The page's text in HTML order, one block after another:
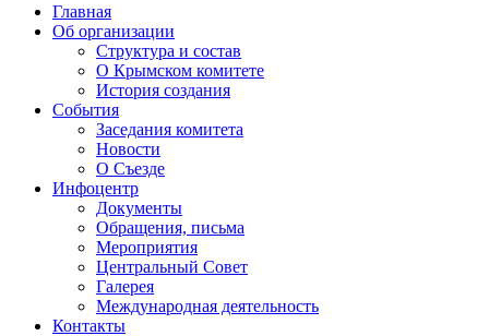
Главная
Об организации
Структура и состав
О Крымском комитете
История создания
События
Заседания комитета
Новости
О Съезде
Инфоцентр
Документы
Обращения, письма
Мероприятия
Центральный Совет
Галерея
Международная деятельность
Контакты